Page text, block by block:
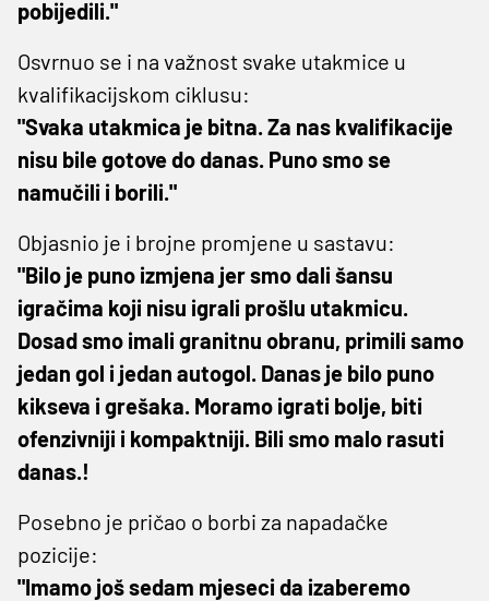
pobijedili."
Osvrnuo se i na važnost svake utakmice u
kvalifikacijskom ciklusu:
"Svaka utakmica je bitna. Za nas kvalifikacije
nisu bile gotove do danas. Puno smo se
namučili i borili."
Objasnio je i brojne promjene u sastavu:
"Bilo je puno izmjena jer smo dali šansu
igračima koji nisu igrali prošlu utakmicu.
Dosad smo imali granitnu obranu, primili samo
jedan gol i jedan autogol. Danas je bilo puno
kikseva i grešaka. Moramo igrati bolje, biti
ofenzivniji i kompaktniji. Bili smo malo rasuti
danas.!
Posebno je pričao o borbi za napadačke
pozicije:
"Imamo još sedam mjeseci da izaberemo